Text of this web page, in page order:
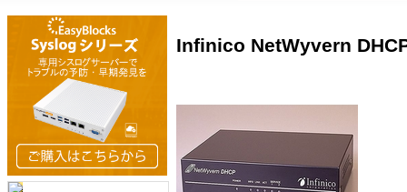
Infinico NetWyvern